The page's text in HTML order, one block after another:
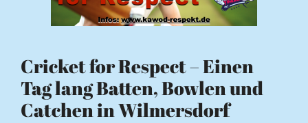
Cricket for Respect – Einen
Tag lang Batten, Bowlen und
Catchen in Wilmersdorf